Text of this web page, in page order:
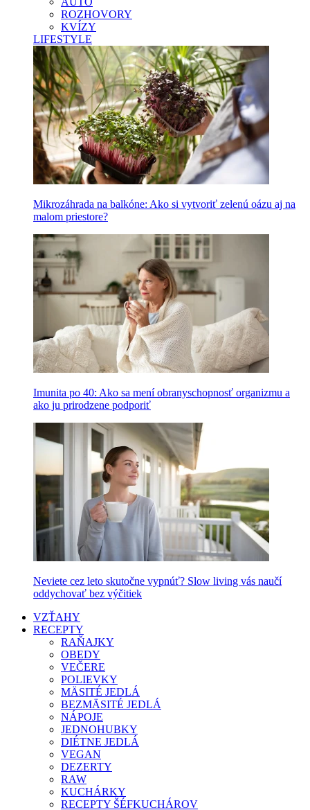
ROZHOVORY
KVÍZY
LIFESTYLE
Mikrozáhrada na balkóne: Ako si vytvoriť zelenú oázu aj na
malom priestore?
Imunita po 40: Ako sa mení obranyschopnosť organizmu a
ako ju prirodzene podporiť
Neviete cez leto skutočne vypnúť? Slow living vás naučí
oddychovať bez výčitiek
VZŤAHY
RECEPTY
RAŇAJKY
OBEDY
VEČERE
POLIEVKY
MÄSITÉ JEDLÁ
BEZMÄSITÉ JEDLÁ
NÁPOJE
JEDNOHUBKY
DIÉTNE JEDLÁ
VEGAN
DEZERTY
RAW
KUCHÁRKY
RECEPTY ŠÉFKUCHÁROV